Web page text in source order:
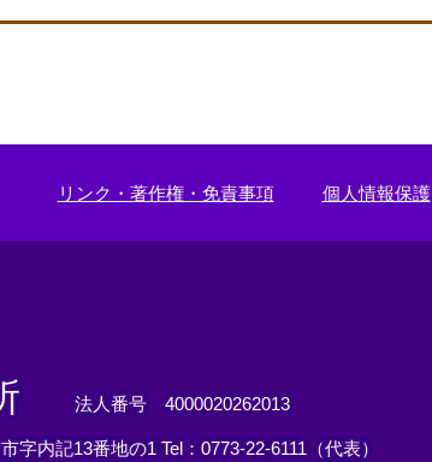
リンク・著作権・免責事項 個人情報保護
法人番号 4000020262013
字内記13番地の1 Tel：0773-22-6111（代表）